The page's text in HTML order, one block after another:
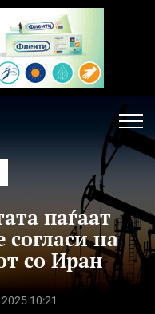
паѓаат
согласи на
со Иран
2025 10:21